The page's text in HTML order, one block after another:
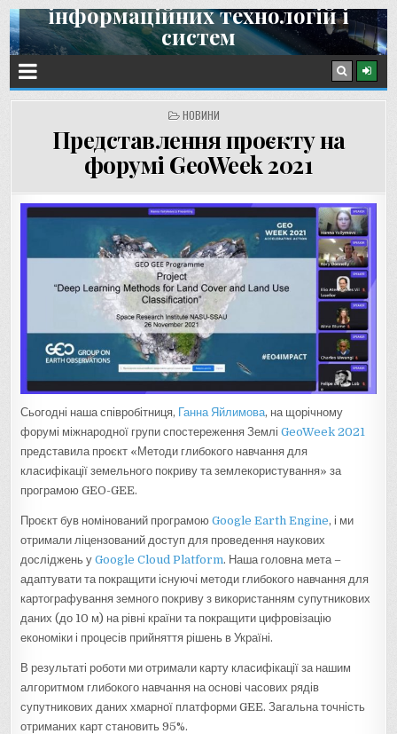
Skip
to
content
інформаційних технологій і
систем
Інститут космічних досліджень НАН України та ДКА України
POSTED
НОВИНИ
Представлення проєкту на
форумі GeoWeek 2021
Сьогодні наша співробітниця, Ганна Яйлимова, на щорічному
форумі міжнародної групи спостереження ЗемліGeoWeek 2021
представила проєкт «Методи глибокого навчання для
класифікації земельного покриву та землекористування» за
програмою GEO-GEE.
Проєкт був номінований програмоюGoogle Earth Engine, і ми
отримали ліцензований доступ для проведення наукових
досліджень уGoogle Cloud Platform. Наша головна мета –
адаптувати та покращити існуючі методи глибокого навчання для
картографування земного покриву з використанням супутникових
даних (до 10 м) на рівні країни та покращити цифровізацію
економіки і процесів прийняття рішень в Україні.
В результаті роботи ми отримали карту класифікації за нашим
алгоритмом глибокого навчання на основі часових рядів
супутникових даних хмарної платформи GEE. Загальна точність
отриманих карт становить 95%.